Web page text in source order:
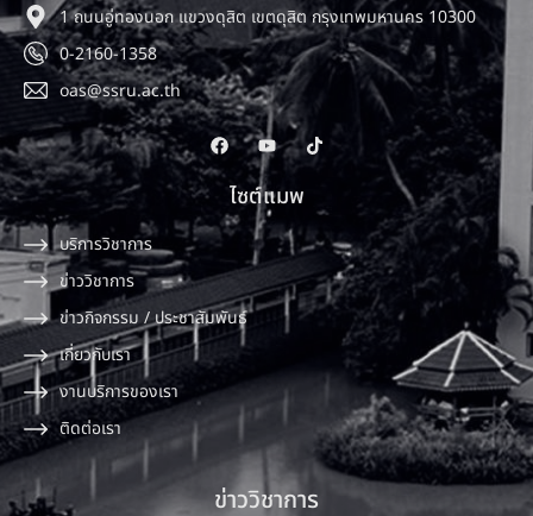
1 ถนนอู่ทองนอก แขวงดุสิต เขตดุสิต กรุงเทพมหานคร 10300
0-2160-1358
oas@ssru.ac.th
ไซต์แมพ
บริการวิชาการ
ข่าววิชาการ
ข่าวกิจกรรม / ประชาสัมพันธ์
เกี่ยวกับเรา
งานบริการของเรา
ติดต่อเรา
ข่าววิชาการ